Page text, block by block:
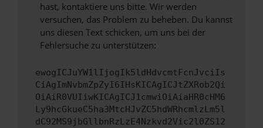
hast, kontaktiere uns bitte. Wir werden
versuchen, das Problem zu beheben. Du kannst
uns diesen Text schicken, um uns bei der
Fehlersuche zu unterstützen:
ewogICJuYW1lIjogIk5ldHdvcmtFcnJvciIs
CiAgImNvbmZpZyI6IHsKICAgICJtZXRob2Qi
OiAiR0VUIiwKICAgICJ1cmwiOiAiaHR0cHM6
Ly9hcGkueC5ha3MtcHJvZC5hdWRhcmlzLm5l
dC92MS9jbGllbnRzLzE4Nzkvd2Vic2l0ZS12